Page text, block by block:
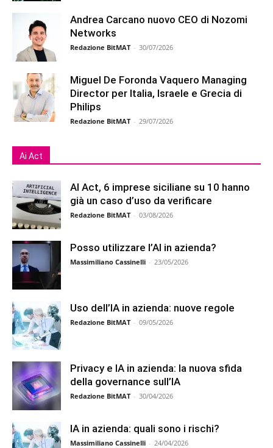
Andrea Carcano nuovo CEO di Nozomi
Networks
Redazione BitMAT - 30/07/2026
Miguel De Foronda Vaquero Managing
Director per Italia, Israele e Grecia di
Philips
Redazione BitMAT - 29/07/2026
Ai Act
AI Act, 6 imprese siciliane su 10 hanno
già un caso d’uso da verificare
Redazione BitMAT - 03/08/2026
Posso utilizzare l’AI in azienda?
Massimiliano Cassinelli - 23/05/2026
Uso dell’IA in azienda: nuove regole
Redazione BitMAT - 09/05/2026
Privacy e IA in azienda: la nuova sfida
della governance sull’IA
Redazione BitMAT - 30/04/2026
IA in azienda: quali sono i rischi?
Massimiliano Cassinelli - 24/04/2026